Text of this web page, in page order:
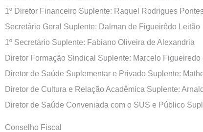
1º Diretor Financeiro Suplente: Raquel Rodrigues
Secretário Geral Suplente: Dalman de Figueirêdo Leitão
1º Secretário Suplente: Fabiano Oliveira de Alexandria
Diretor Formação Sindical Suplente: Marcelo Figueiredo
Diretor de Saúde Suplementar e Privado Suplente:
Diretor de Cultura e Relação Acadêmica Suplente:
Diretor de Saúde Conveniada com o SUS e Público
Conselho Fiscal